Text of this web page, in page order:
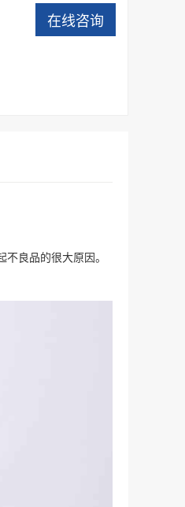
在线咨询
良品的很大原因。